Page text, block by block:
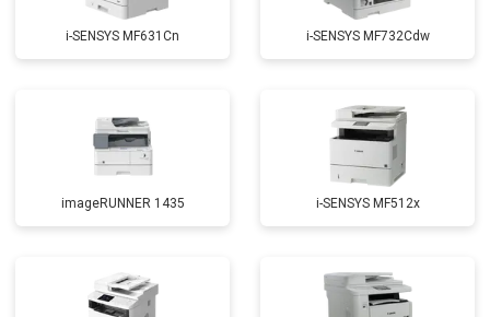
i-SENSYS MF631Cn i-SENSYS MF732Cdw
imageRUNNER 1435 i-SENSYS MF512x